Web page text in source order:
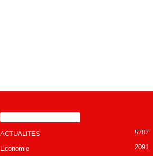
ACTUALITES 5707
Economie 2091